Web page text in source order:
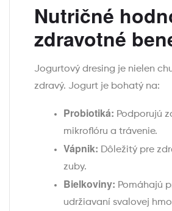
Nutričné
zdravotné
Jogurtový dresing je nielen
zdravý. Jogurt je bohatý na:
Probiotiká: Podporujú
mikroflóru a trávenie.
Vápnik: Dôležitý pre
zuby.
Bielkoviny: Pomáhajú
udržiavaní svalovej